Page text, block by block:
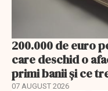
200.000 de euro
care deschid o
primi banii și ce
07 AUGUST 2026